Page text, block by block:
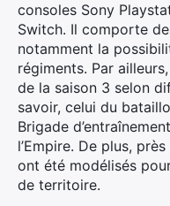
consoles Sony
Switch. Il comporte
notamment la
régiments. Par
de la saison 3 selon
savoir, celui du
Brigade
l’Empire. De plus,
ont été modélisés
de territoire.